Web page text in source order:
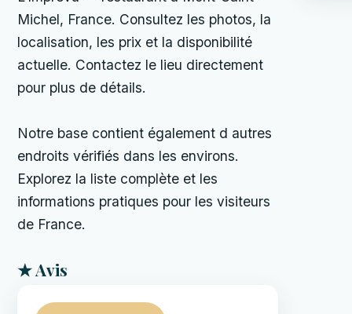
Michel, France. Consultez les photos, la
localisation, les prix et la disponibilité
actuelle. Contactez le lieu directement
pour plus de détails.
Notre base contient également d autres
endroits vérifiés dans les environs.
Explorez la liste complète et les
informations pratiques pour les visiteurs
de France.
★ Avis